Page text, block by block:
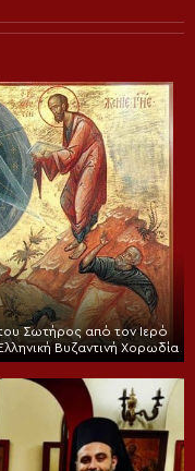
Σωτήρος από τον Ιερό
Βυζαντινή Χορωδία